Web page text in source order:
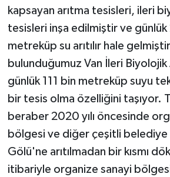
kapsayan arıtma tesisleri, ileri
tesisleri inşa edilmiştir ve
metreküp su arıtılır hale
bulunduğumuz Van İleri Biyolojik
günlük 111 bin metreküp suyu
bir tesis olma özelliğini taşıyor.
beraber 2020 yılı öncesinde
bölgesi ve diğer çeşitli belediye
Gölü'ne arıtılmadan bir kısmı
itibariyle organize sanayi